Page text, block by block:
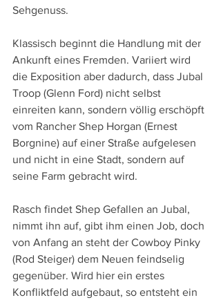
Sehgenuss.
Klassisch beginnt die Handlung mit der
Ankunft eines Fremden. Variiert wird
die Exposition aber dadurch, dass Jubal
Troop (Glenn Ford) nicht selbst
einreiten kann, sondern völlig erschöpft
vom Rancher Shep Horgan (Ernest
Borgnine) auf einer Straße aufgelesen
und nicht in eine Stadt, sondern auf
seine Farm gebracht wird.
Rasch findet Shep Gefallen an Jubal,
nimmt ihn auf, gibt ihm einen Job, doch
von Anfang an steht der Cowboy Pinky
(Rod Steiger) dem Neuen feindselig
gegenüber. Wird hier ein erstes
Konfliktfeld aufgebaut, so entsteht ein